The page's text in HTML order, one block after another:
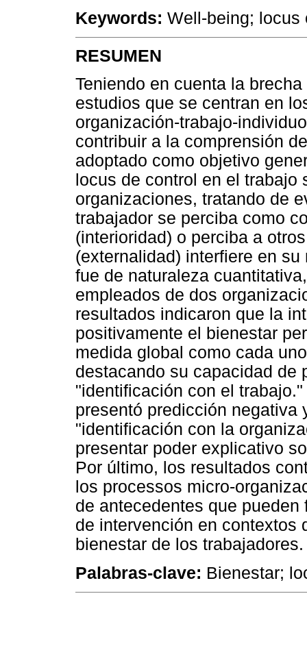
Keywords: Well-being; locus
RESUMEN
Teniendo en cuenta la
estudios que se centran en
organización-trabajo-
contribuir a la comprensión
adoptado como objetivo
locus de control en el
organizaciones, tratando de
trabajador se perciba como
(interioridad) o perciba a
(externalidad) interfiere en
fue de naturaleza
empleados de dos
resultados indicaron que la
positivamente el bienestar
medida global como cada
destacando su capacidad de
"identificación con el
presentó predicción negativa
"identificación con la
presentar poder explicativo
Por último, los resultados
los processos micro-
de antecedentes que
de intervención en contextos
bienestar de los trabajadores.
Palabras-clave: Bienestar;